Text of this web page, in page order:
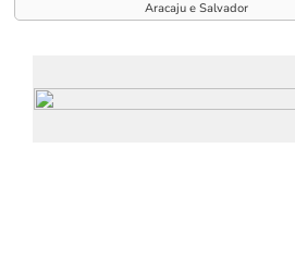
Aracaju e Salvador